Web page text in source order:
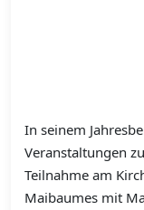
In seinem
Veranstaltungen
Teilnahme am
Maibaumes mit